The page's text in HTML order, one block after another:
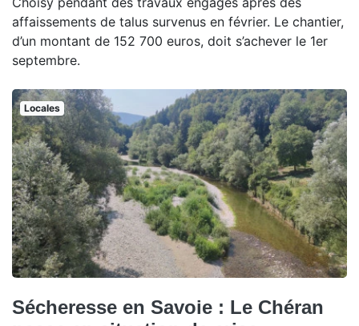
affaissements de talus survenus en février. Le chantier,
d’un montant de 152 700 euros, doit s’achever le 1er
septembre.
Locales
Sécheresse en Savoie : Le Chéran